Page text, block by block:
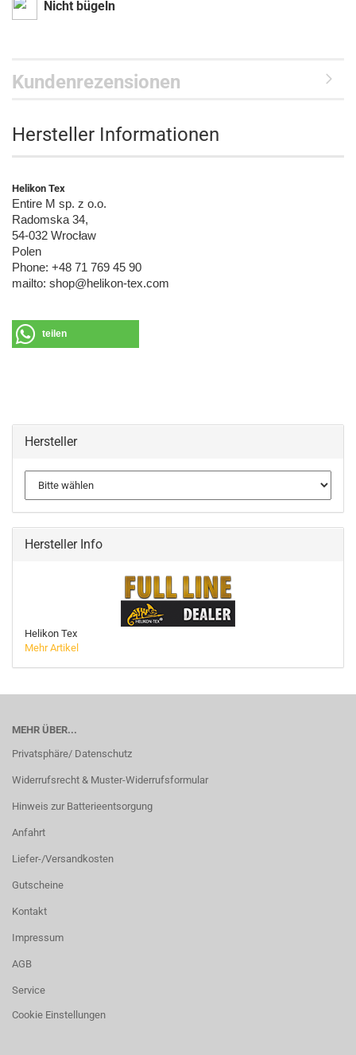
Nicht bügeln
Kundenrezensionen
Hersteller Informationen
Helikon Tex
Entire M sp. z o.o.
Radomska 34,
54-032 Wrocław
Polen
Phone: +48 71 769 45 90
mailto: shop@helikon-tex.com
teilen
Hersteller
Hersteller Info
Helikon Tex
Mehr Artikel
MEHR ÜBER...
Privatsphäre/ Datenschutz
Widerrufsrecht & Muster-Widerrufsformular
Hinweis zur Batterieentsorgung
Anfahrt
Liefer-/Versandkosten
Gutscheine
Kontakt
Impressum
AGB
Service
Cookie Einstellungen